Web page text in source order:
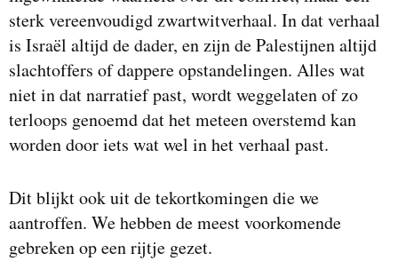
sterk vereenvoudigd zwartwitverhaal. In dat verhaal
is Israël altijd de dader, en zijn de Palestijnen altijd
slachtoffers of dappere opstandelingen. Alles wat
niet in dat narratief past, wordt weggelaten of zo
terloops genoemd dat het meteen overstemd kan
worden door iets wat wel in het verhaal past.
Dit blijkt ook uit de tekortkomingen die we
aantroffen. We hebben de meest voorkomende
gebreken op een rijtje gezet.